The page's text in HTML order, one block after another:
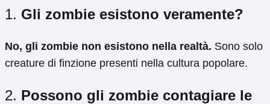
1. Gli zombie esistono veramente?
No, gli zombie non esistono nella realtà. Sono solo
creature di finzione presenti nella cultura popolare.
2. Possono gli zombie contagiare le